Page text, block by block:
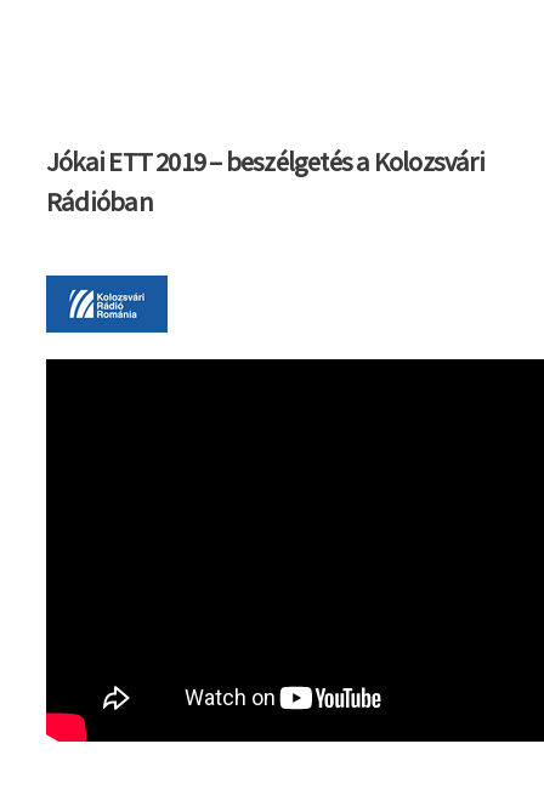
Jókai ETT 2019 – beszélgetés a Kolozsvári
Rádióban
Imagine